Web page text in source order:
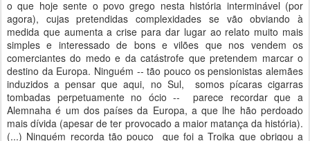
o que hoje sente o povo grego nesta história interminável (por
agora), cujas pretendidas complexidades se vão obviando à
medida que aumenta a crise para dar lugar ao relato muito mais
simples e interessado de bons e vilões que nos vendem os
comerciantes do medo e da catástrofe que pretendem marcar o
destino da Europa. Ninguém -- tão pouco os pensionistas alemães
induzidos a pensar que aqui, no Sul, somos pícaras cigarras
tombadas perpetuamente no ócio -- parece recordar que a
Alemnaha é um dos países da Europa, a que lhe hão perdoado
mais dívida (apesar de ter provocado a maior matança da história).
(...) Ninguém recorda tão pouco que foi a Troika que obrigou a